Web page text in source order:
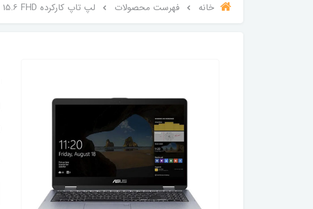
خانه فهرست محصولات لپ تاپ کارکرده Asus VivoBook Flip TP510UQ i7 8550U 12 256 SSD 2G 940MX Touch 15.6 FHD